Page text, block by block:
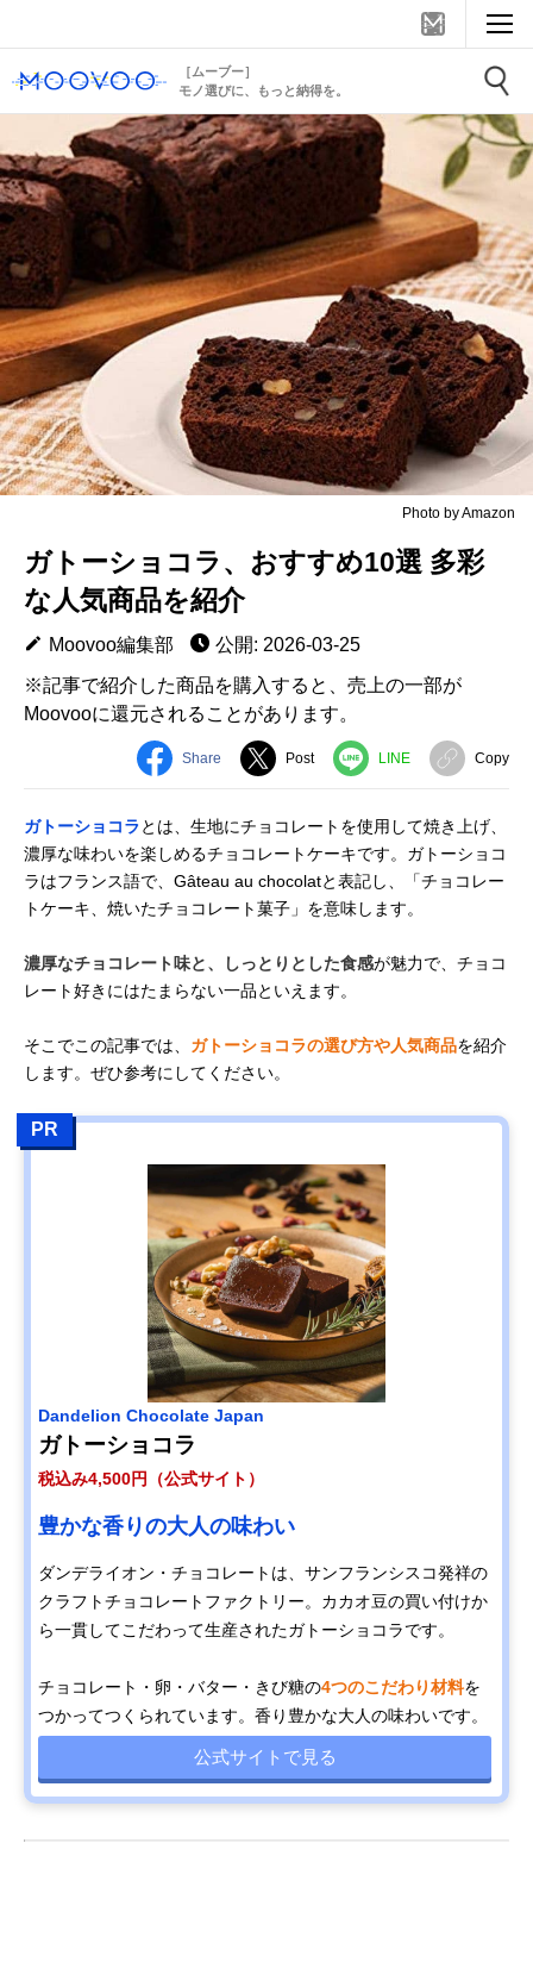
［ムーブー］
モノ選びに、もっと納得を。
Photo by Amazon
ガトーショコラ、おすすめ10選 多彩
な人気商品を紹介
Moovoo編集部
公開: 2026-03-25
※記事で紹介した商品を購入すると、売上の一部が
Moovooに還元されることがあります。
Share Post LINE Copy
ガトーショコラとは、生地にチョコレートを使用して焼き上げ、
濃厚な味わいを楽しめるチョコレートケーキです。ガトーショコ
ラはフランス語で、Gâteau au chocolatと表記し、「チョコレー
トケーキ、焼いたチョコレート菓子」を意味します。
濃厚なチョコレート味と、しっとりとした食感が魅力で、チョコ
レート好きにはたまらない一品といえます。
そこでこの記事では、 ガトーショコラの選び方や人気商品を紹介
します。ぜひ参考にしてください。
PR
Dandelion Chocolate Japan
ガトーショコラ
税込み4,500円（公式サイト）
豊かな香りの大人の味わい
ダンデライオン・チョコレートは、サンフランシスコ発祥の
クラフトチョコレートファクトリー。カカオ豆の買い付けか
ら一貫してこだわって生産されたガトーショコラです。
チョコレート・卵・バター・きび糖の4つのこだわり材料を
つかってつくられています。香り豊かな大人の味わいです。
公式サイトで見る